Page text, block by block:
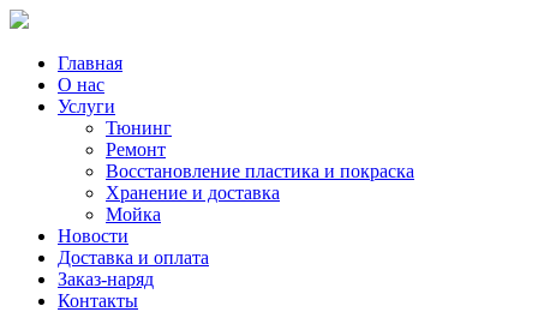
Главная
О нас
Услуги
Тюнинг
Ремонт
Восстановление пластика и покраска
Хранение и доставка
Мойка
Новости
Доставка и оплата
Заказ-наряд
Контакты